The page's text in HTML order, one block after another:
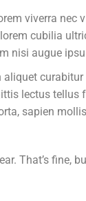
viverra nec
cubilia
nisi augue
aliquet curabitur
lectus tellus
sapien mollis
That’s fine,